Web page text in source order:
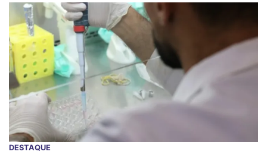
DESTAQUE